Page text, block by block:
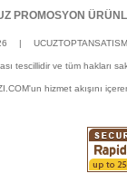
PROMOSYON
|
tescillidir ve tüm hakları
hizmet akışını